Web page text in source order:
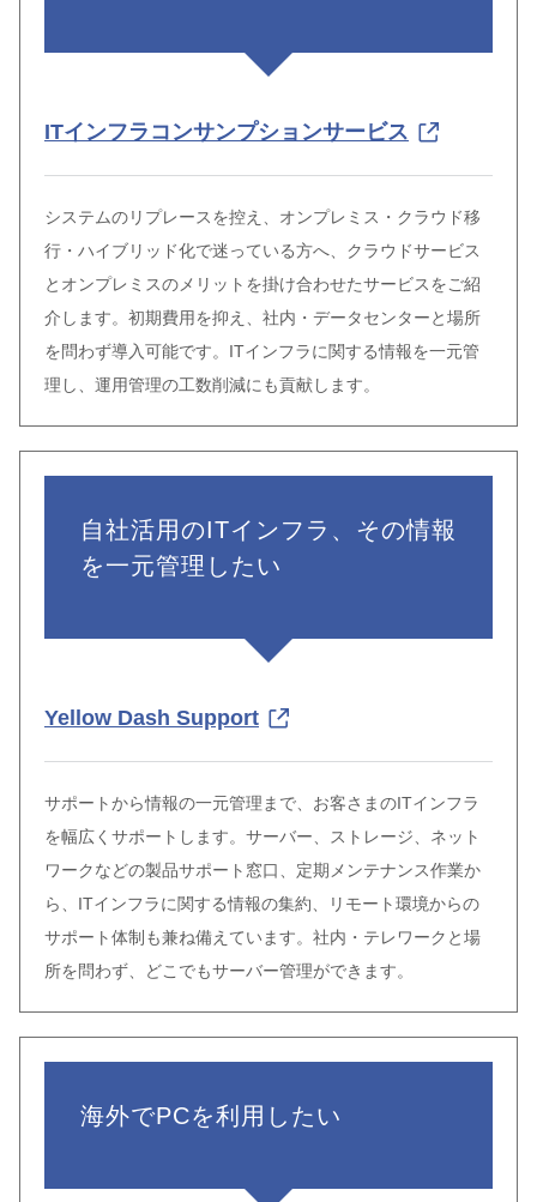
ITインフラコンサンプションサービス
システムのリプレースを控え、オンプレミス・クラウド移
行・ハイブリッド化で迷っている方へ、クラウドサービス
とオンプレミスのメリットを掛け合わせたサービスをご紹
介します。初期費用を抑え、社内・データセンターと場所
を問わず導入可能です。ITインフラに関する情報を一元管
理し、運用管理の工数削減にも貢献します。
自社活用のITインフラ、その情報
を一元管理したい
Yellow Dash Support
サポートから情報の一元管理まで、お客さまのITインフラ
を幅広くサポートします。サーバー、ストレージ、ネット
ワークなどの製品サポート窓口、定期メンテナンス作業か
ら、ITインフラに関する情報の集約、リモート環境からの
サポート体制も兼ね備えています。社内・テレワークと場
所を問わず、どこでもサーバー管理ができます。
海外でPCを利用したい